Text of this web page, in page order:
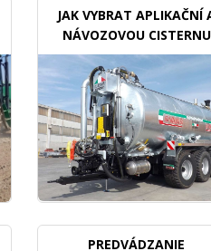
JAK VYBRAT APLIKAČNÍ
NÁVOZOVOU CISTERNU
PREDVÁDZANIE